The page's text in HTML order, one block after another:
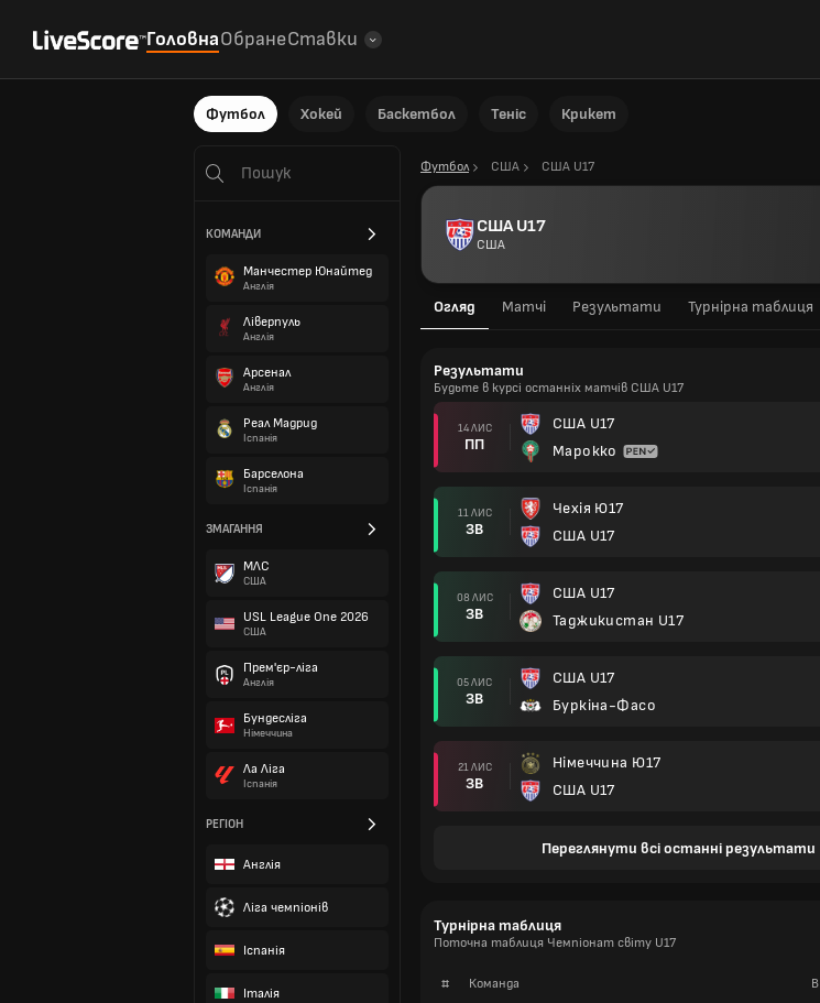
ГоловнаОбранеСтавки
Футбол Хокей Баскетбол Теніс Крикет
КОМАНДИ
Манчестер Юнайтед
Англія
Ліверпуль
Англія
Арсенал
Англія
Реал Мадрид
Іспанія
Барселона
Іспанія
ЗМАГАННЯ
МЛС
США
USL League One 2026
США
Прем'єр-ліга
Англія
Бундесліга
Німеччина
Ла Ліга
Іспанія
РЕГІОН
Англія
Ліга чемпіонів
Іспанія
Італія
Футбол США США U17
США U17
США
Огляд Матчі Результати Турнірна таблиця
Результати
Будьте в курсі останніх матчів США U17
14 ЛИС
ПП
США U17
Марокко
11 ЛИС
ЗВ
Чехія Ю17
США U17
08 ЛИС
ЗВ
США U17
Таджикистан U17
05 ЛИС
ЗВ
США U17
Буркіна-Фасо
21 ЛИС
ЗВ
Німеччина Ю17
США U17
Переглянути всі останні результати
Турнірна таблиця
Поточна таблиця Чемпіонат світу U17
# Команда В